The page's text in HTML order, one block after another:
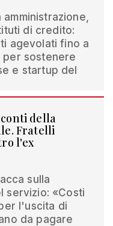
di credito:
agevolati fino a
per sostenere
e startup del
della
Fratelli
l'ex
sulla
servizio: «Costi
l'uscita di
da pagare